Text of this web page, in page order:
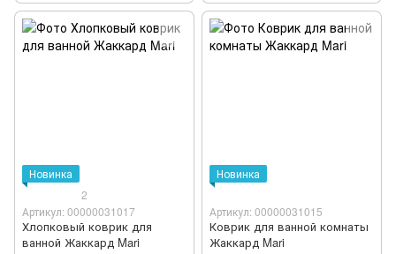
Новинка
2
Артикул: 00000031017
Хлопковый коврик для
ванной Жаккард Mari
Новинка
Артикул: 00000031015
Коврик для ванной комнаты
Жаккард Mari